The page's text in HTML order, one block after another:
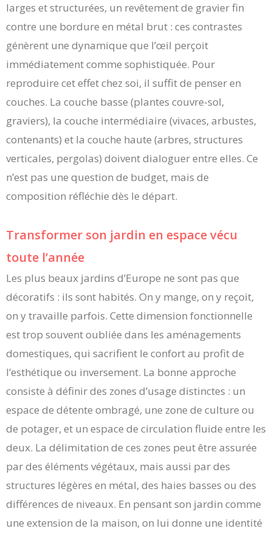
larges et structurées, un revêtement de gravier fin
contre une bordure en métal brut : ces contrastes
génèrent une dynamique que l’œil perçoit
immédiatement comme sophistiquée. Pour
reproduire cet effet chez soi, il suffit de penser en
couches. La couche basse (plantes couvre-sol,
graviers), la couche intermédiaire (vivaces, arbustes,
contenants) et la couche haute (arbres, structures
verticales, pergolas) doivent dialoguer entre elles. Ce
n’est pas une question de budget, mais de
composition réfléchie dès le départ.
Transformer son jardin en espace vécu
toute l’année
Les plus beaux jardins d’Europe ne sont pas que
décoratifs : ils sont habités. On y mange, on y reçoit,
on y travaille parfois. Cette dimension fonctionnelle
est trop souvent oubliée dans les aménagements
domestiques, qui sacrifient le confort au profit de
l’esthétique ou inversement. La bonne approche
consiste à définir des zones d’usage distinctes : un
espace de détente ombragé, une zone de culture ou
de potager, et un espace de circulation fluide entre les
deux. La délimitation de ces zones peut être assurée
par des éléments végétaux, mais aussi par des
structures légères en métal, des haies basses ou des
différences de niveaux. En pensant son jardin comme
une extension de la maison, on lui donne une identité